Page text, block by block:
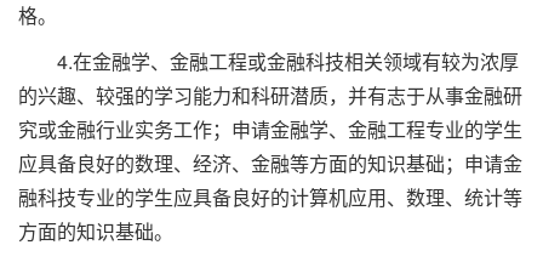
格。
4.在金融学、金融工程或金融科技相关领域有较为浓厚
的兴趣、较强的学习能力和科研潜质，并有志于从事金融研
究或金融行业实务工作；申请金融学、金融工程专业的学生
应具备良好的数理、经济、金融等方面的知识基础；申请金
融科技专业的学生应具备良好的计算机应用、数理、统计等
方面的知识基础。